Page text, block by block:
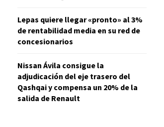
Lepas quiere llegar «pronto» al 3%
de rentabilidad media en su red de
concesionarios
Nissan Ávila consigue la
adjudicación del eje trasero del
Qashqai y compensa un 20% de la
salida de Renault